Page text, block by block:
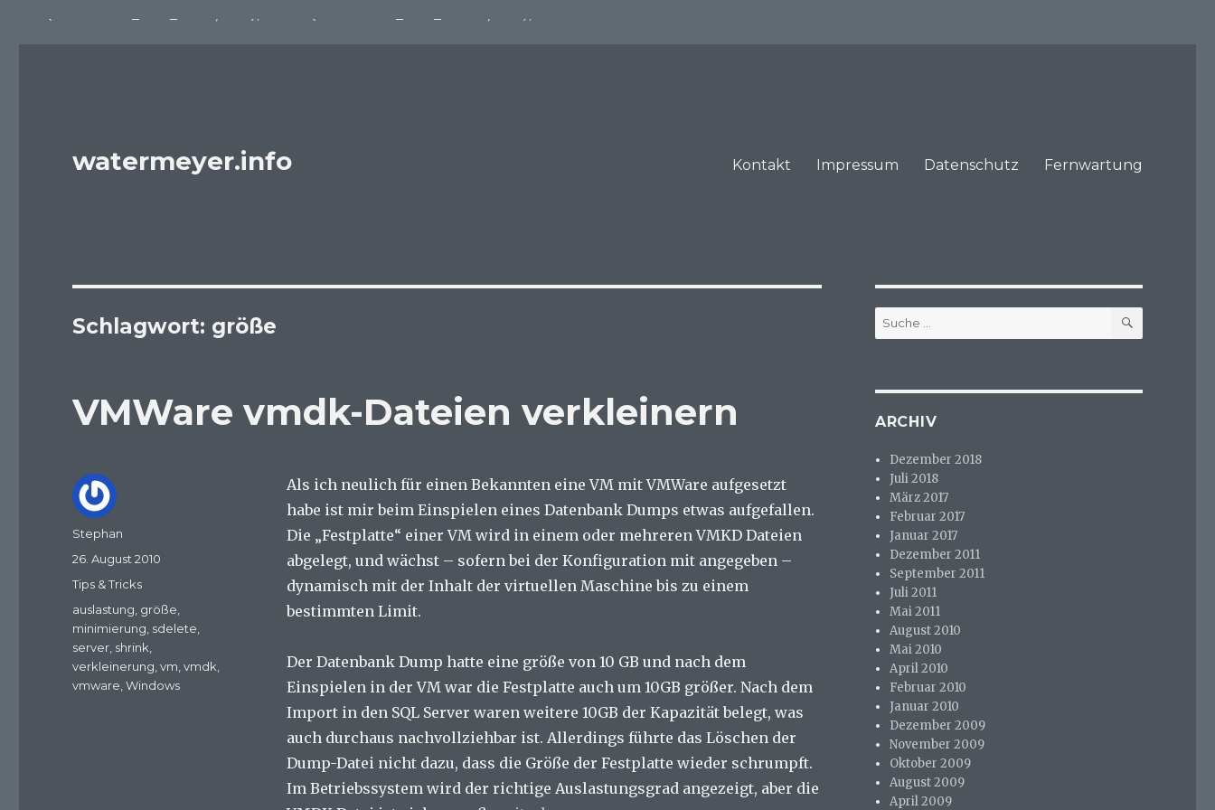
watermeyer.info Kontakt Impressum Datenschutz Fernwartung
Schlagwort: größe
VMWare vmdk-Dateien verkleinern
Als ich neulich für einen Bekannten eine VM mit VMWare aufgesetzt
habe ist mir beim Einspielen eines Datenbank Dumps etwas aufgefallen.
Die „Festplatte“ einer VM wird in einem oder mehreren VMKD Dateien
abgelegt, und wächst – sofern bei der Konfiguration mit angegeben –
dynamisch mit der Inhalt der virtuellen Maschine bis zu einem
bestimmten Limit.
Der Datenbank Dump hatte eine größe von 10 GB und nach dem
Einspielen in der VM war die Festplatte auch um 10GB größer. Nach dem
Import in den SQL Server waren weitere 10GB der Kapazität belegt, was
auch durchaus nachvollziehbar ist. Allerdings führte das Löschen der
Dump-Datei nicht dazu, dass die Größe der Festplatte wieder schrumpft.
Im Betriebssystem wird der richtige Auslastungsgrad angezeigt, aber die
Autor
Stephan
Veröffentlicht
am
26. August 2010
Kategorien
Tips & Tricks
Schlagwörter
auslastung größe
minimierung sdelete
server shrink
verkleinerung ,vm ,vmdk
vmware ,Windows
Suche
nach:
SUCHEN
ARCHIV
Dezember 2018
Juli 2018
März 2017
Februar 2017
Januar 2017
Dezember 2011
September 2011
Juli 2011
Mai 2011
August 2010
Mai 2010
April 2010
Februar 2010
Januar 2010
Dezember 2009
November 2009
Oktober 2009
August 2009
April 2009